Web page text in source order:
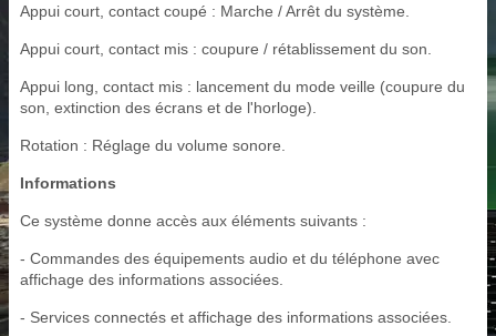
Appui court, contact coupé : Marche / Arrêt du système.
Appui court, contact mis : coupure / rétablissement du son.
Appui long, contact mis : lancement du mode veille (coupure du
son, extinction des écrans et de l'horloge).
Rotation : Réglage du volume sonore.
Informations
Ce système donne accès aux éléments suivants :
- Commandes des équipements audio et du téléphone avec
affichage des informations associées.
- Services connectés et affichage des informations associées.